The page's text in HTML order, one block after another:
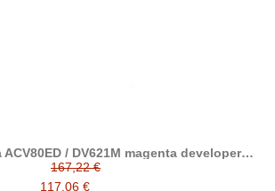
/ DV621M magenta developer
reciclado
167,22 €
117,06 €